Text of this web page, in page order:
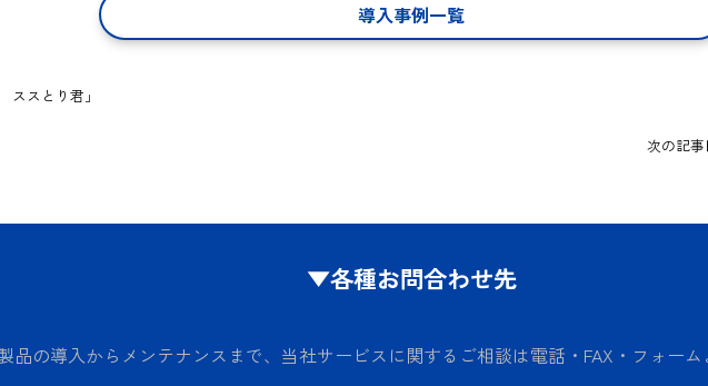
導入事例一覧
スとり君」
次の記
▼各種お問合わせ先
品の導入からメンテナンスまで、当社サービスに関するご相談は電話・FAX・フォーム